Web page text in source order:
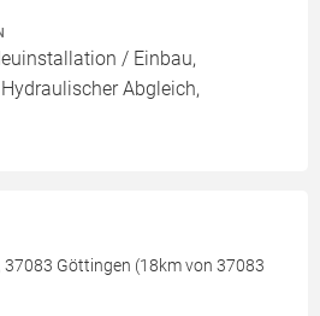
/ Einbau,
Abgleich,
37083 Göttingen (18km von 37083